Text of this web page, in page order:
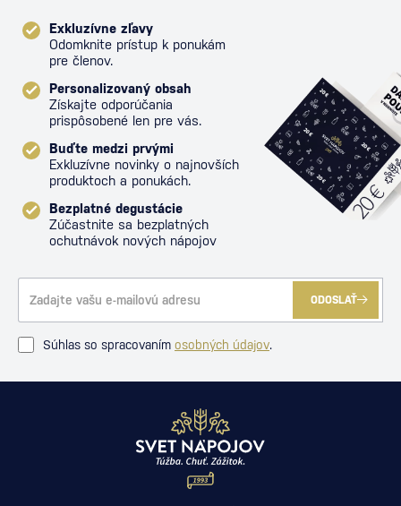
Exkluzívne zľavy
Odomknite prístup k ponukám
pre členov.
Personalizovaný obsah
Získajte odporúčania
prispôsobené len pre vás.
Buďte medzi prvými
Exkluzívne novinky o najnovších
produktoch a ponukách.
Bezplatné degustácie
Zúčastnite sa bezplatných
ochutnávok nových nápojov
ODOSLAŤ
Súhlas so spracovaním osobných údajov.